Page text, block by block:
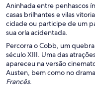
Aninhada entre penhascos
casas brilhantes e vilas
cidade ou participe de um
sua orla acidentada.
Percorra o Cobb, um
século XIII. Uma das
apareceu na versão
Austen, bem como no
Francês.